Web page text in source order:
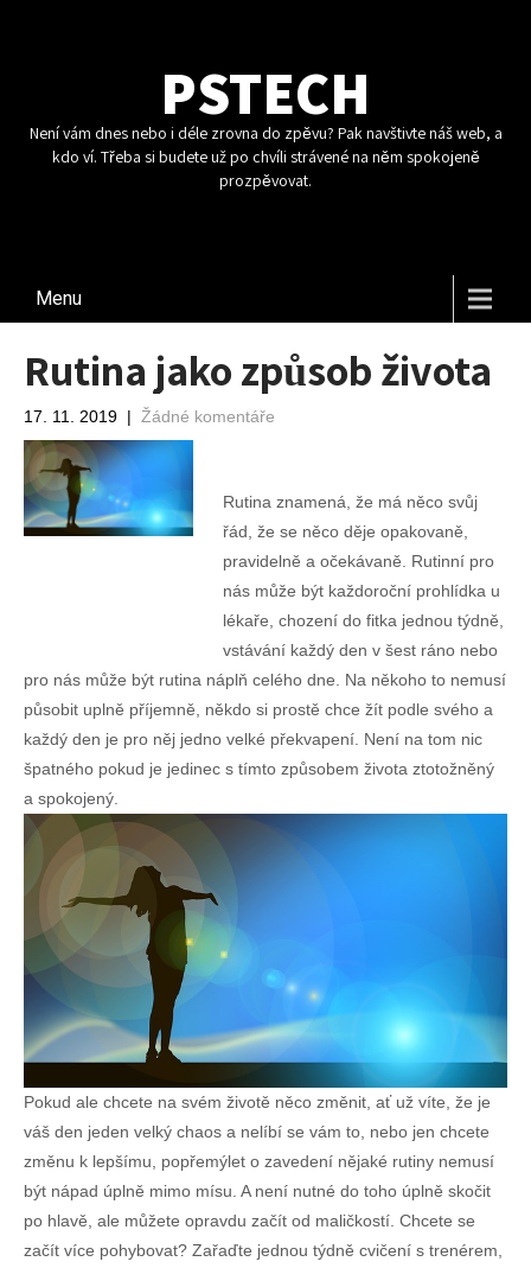
PSTECH
Není vám dnes nebo i déle zrovna do zpěvu? Pak navštivte náš web, a
kdo ví. Třeba si budete už po chvíli strávené na něm spokojeně
prozpěvovat.
Menu
Rutina jako způsob života
17. 11. 2019 | Žádné komentáře
Rutina znamená, že má něco svůj
řád, že se něco děje opakovaně,
pravidelně a očekávaně. Rutinní pro
nás může být každoroční prohlídka u
lékaře, chození do fitka jednou týdně,
vstávání každý den v šest ráno nebo
pro nás může být rutina náplň celého dne. Na někoho to nemusí
působit uplně příjemně, někdo si prostě chce žít podle svého a
každý den je pro něj jedno velké překvapení. Není na tom nic
špatného pokud je jedinec s tímto způsobem života ztotožněný
a spokojený.
Pokud ale chcete na svém životě něco změnit, ať už víte, že je
váš den jeden velký chaos a nelíbí se vám to, nebo jen chcete
změnu k lepšímu, popřemýlet o zavedení nějaké rutiny nemusí
být nápad úplně mimo mísu. A není nutné do toho úplně skočit
po hlavě, ale můžete opravdu začít od maličkostí. Chcete se
začít více pohybovat? Zařaďte jednou týdně cvičení s trenérem,